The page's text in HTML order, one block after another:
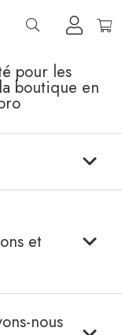
pour les
boutique en
et
nous